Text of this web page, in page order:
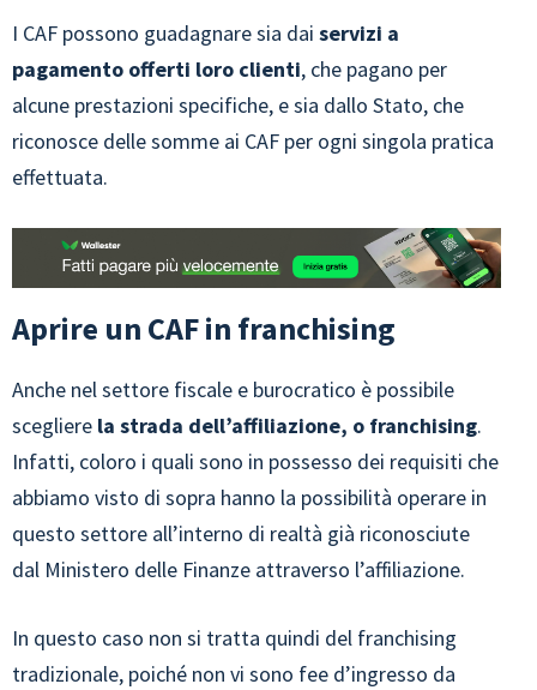
I CAF possono guadagnare sia dai servizi a
pagamento offerti loro clienti, che pagano per
alcune prestazioni specifiche, e sia dallo Stato, che
riconosce delle somme ai CAF per ogni singola pratica
effettuata.
Aprire un CAF in franchising
Anche nel settore fiscale e burocratico è possibile
scegliere la strada dell’affiliazione, o franchising.
Infatti, coloro i quali sono in possesso dei requisiti che
abbiamo visto di sopra hanno la possibilità operare in
questo settore all’interno di realtà già riconosciute
dal Ministero delle Finanze attraverso l’affiliazione.
In questo caso non si tratta quindi del franchising
tradizionale, poiché non vi sono fee d’ingresso da